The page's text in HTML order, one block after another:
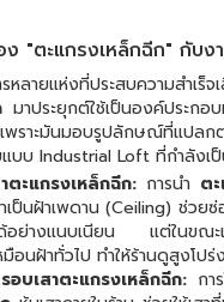
ง "ตะแกรงเหล็กฉีก" กับง
รหลายแห่งที่ประสบความสำเร็
มาประยุกต์ใช้เป็นองค์ประกอ
พราะมันมอบรูปลักษณ์ที่แปล
บบ Industrial Loft ที่กำลังเ
ตะแกรงเหล็กฉีก: การนำ ต
เป็นฝ้าเพดาน (Ceiling) ช่วย
อย่างแนบเนียน แต่ในขณะ
มือนฝ้าทั่วไป ทำให้ร้านดูสูงโป
อบเสาตะแกรงเหล็กฉีก: กา